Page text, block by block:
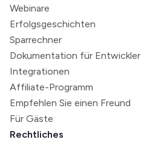
Webinare
Erfolgsgeschichten
Sparrechner
Dokumentation für Entwickler
Integrationen
Affiliate-Programm
Empfehlen Sie einen Freund
Für Gäste
Rechtliches